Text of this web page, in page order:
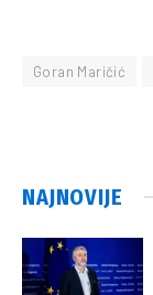
Goran Maričić
NAJNOVIJE